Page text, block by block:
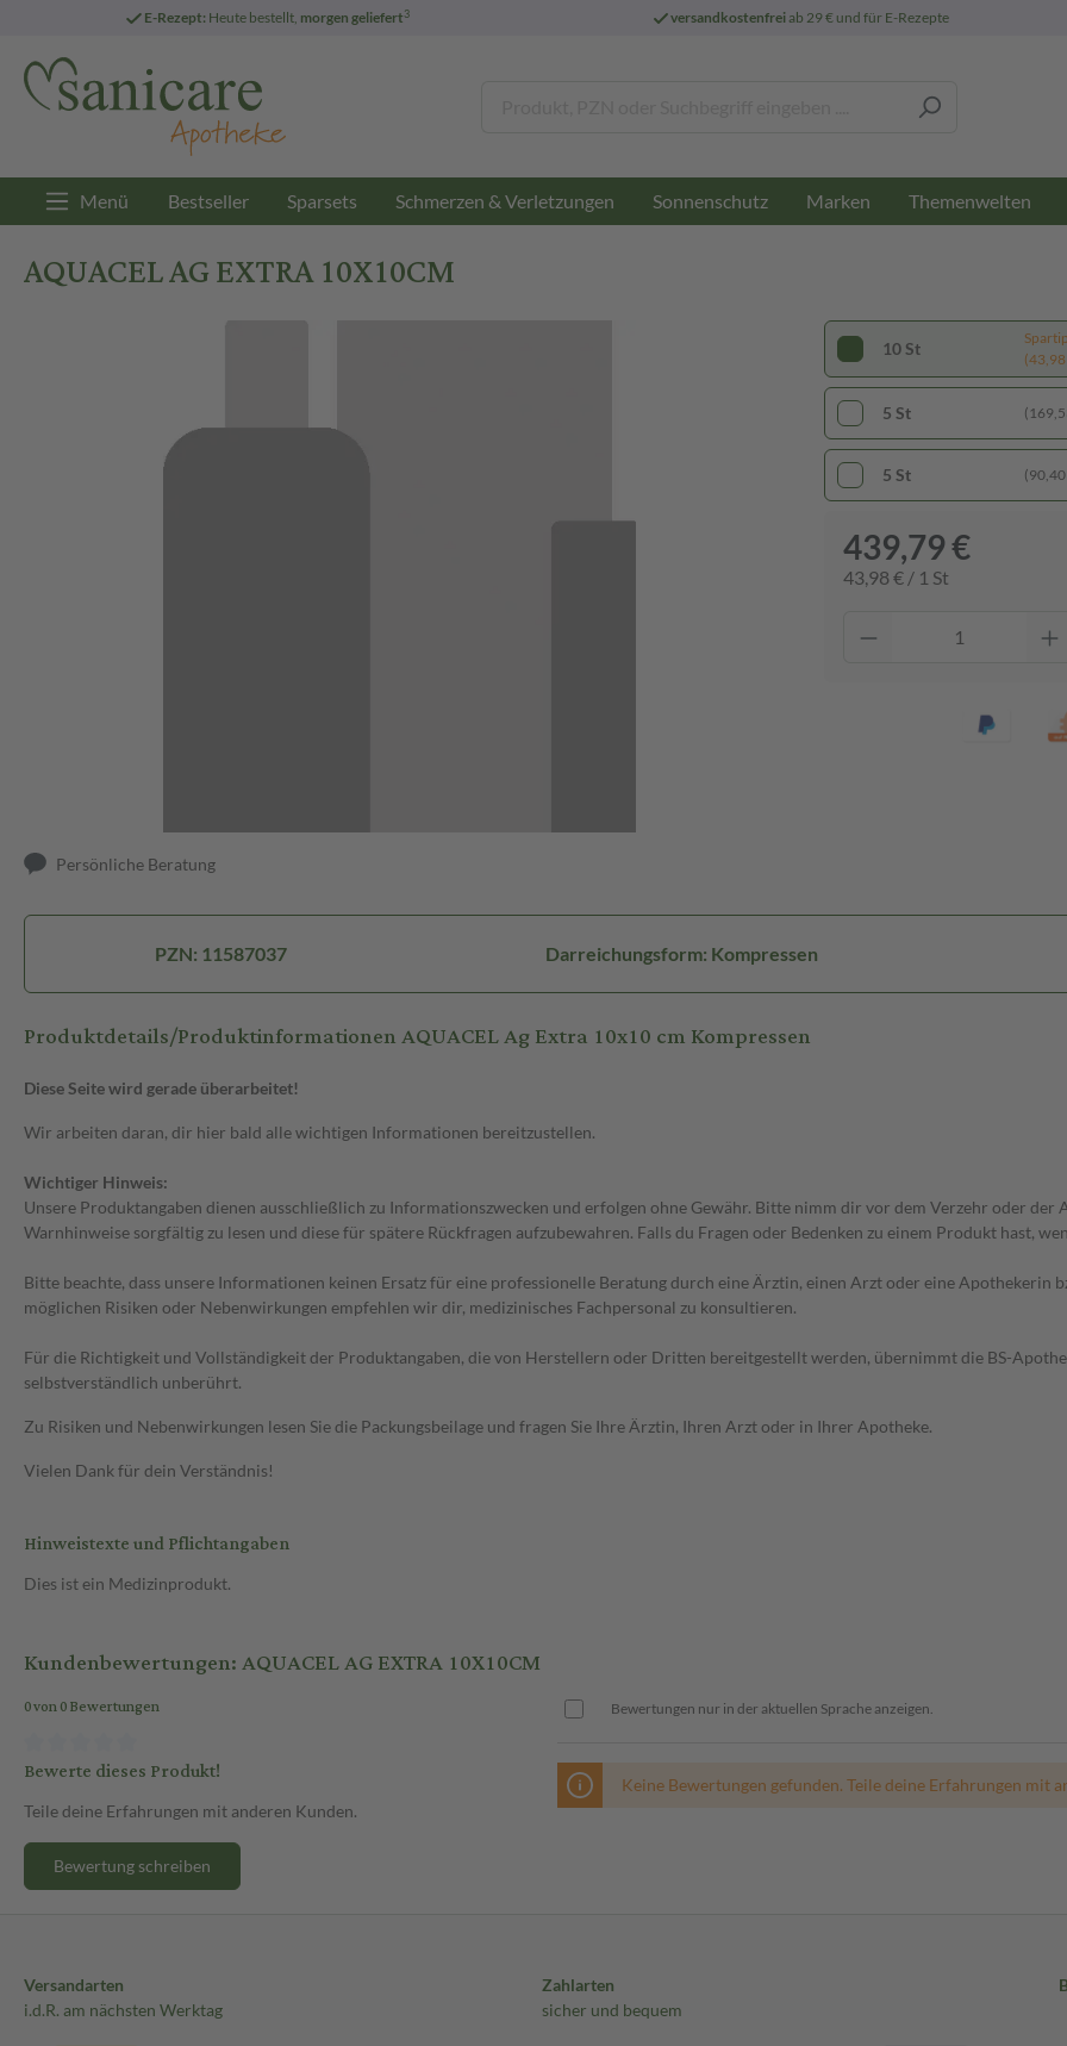
E-Rezept: Heute bestellt, morgen geliefert3 versandkostenfreiab 29 € und für E-Rezepte
Menü Bestseller Sparsets Schmerzen & Verletzungen Sonnenschutz Marken Themenwelten
AQUACEL AG EXTRA 10X10CM
Persönliche Beratung
10 St
(43,98
5 St
5 St (90,40
439,79 €
43,98 € / 1 St
PZN: 11587037 Darreichungsform: Kompressen
Produktdetails/Produktinformationen AQUACEL Ag Extra 10x10 cm Kompressen
Diese Seite wird gerade überarbeitet!
Wir arbeiten daran, dir hier bald alle wichtigen Informationen bereitzustellen.
Wichtiger Hinweis:
Unsere Produktangaben dienen ausschließlich zu Informationszwecken und erfolgen ohne Gewähr. Bitte nimm dir vor dem Verzehr oder
Warnhinweise sorgfältig zu lesen und diese für spätere Rückfragen aufzubewahren. Falls du Fragen oder Bedenken zu einem Produkt hast,
Bitte beachte, dass unsere Informationen keinen Ersatz für eine professionelle Beratung durch eine Ärztin, einen Arzt oder eine Apothekerin
möglichen Risiken oder Nebenwirkungen empfehlen wir dir, medizinisches Fachpersonal zu konsultieren.
Für die Richtigkeit und Vollständigkeit der Produktangaben, die von Herstellern oder Dritten bereitgestellt werden, übernimmt die BS-
selbstverständlich unberührt.
Zu Risiken und Nebenwirkungen lesen Sie die Packungsbeilage und fragen Sie Ihre Ärztin, Ihren Arzt oder in Ihrer Apotheke.
Vielen Dank für dein Verständnis!
Hinweistexte und Pflichtangaben
Dies ist ein Medizinprodukt.
Kundenbewertungen: AQUACEL AG EXTRA 10X10CM
0 von 0 Bewertungen
Bewerte dieses Produkt!
Teile deine Erfahrungen mit anderen Kunden.
Bewertung schreiben
Bewertungen nur in der aktuellen Sprache anzeigen.
Keine Bewertungen gefunden. Teile deine Erfahrungen mit
Versandarten
i.d.R. am nächsten Werktag
Zahlarten
sicher und bequem